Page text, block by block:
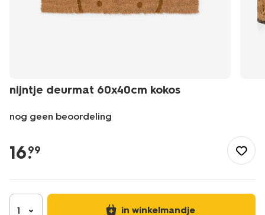
nijntje deurmat 60x40cm kokos
nog geen beoordeling
be/wonen/huishouden/nijntje-
deurmat-
kokos-
60410309.html
16.
99
1 in winkelmandje